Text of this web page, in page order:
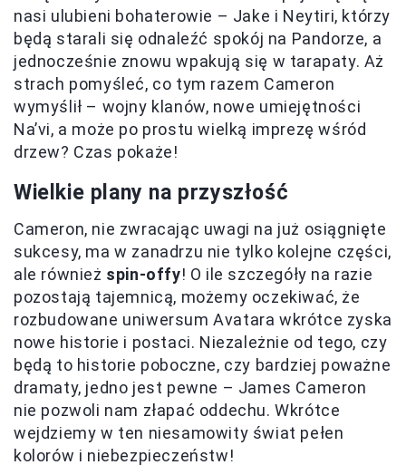
nasi ulubieni bohaterowie – Jake i Neytiri, którzy
będą starali się odnaleźć spokój na Pandorze, a
jednocześnie znowu wpakują się w tarapaty. Aż
strach pomyśleć, co tym razem Cameron
wymyślił – wojny klanów, nowe umiejętności
Na’vi, a może po prostu wielką imprezę wśród
drzew? Czas pokaże!
Wielkie plany na przyszłość
Cameron, nie zwracając uwagi na już osiągnięte
sukcesy, ma w zanadrzu nie tylko kolejne części,
ale również spin-offy! O ile szczegóły na razie
pozostają tajemnicą, możemy oczekiwać, że
rozbudowane uniwersum Avatara wkrótce zyska
nowe historie i postaci. Niezależnie od tego, czy
będą to historie poboczne, czy bardziej poważne
dramaty, jedno jest pewne – James Cameron
nie pozwoli nam złapać oddechu. Wkrótce
wejdziemy w ten niesamowity świat pełen
kolorów i niebezpieczeństw!